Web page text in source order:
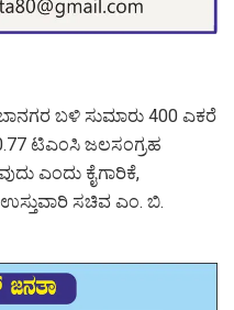
ಬಳಿ ಸುಮಾರು 400 ಎಕರೆ
ಟಿಎಂಸಿ ಜಲಸಂಗ್ರಹ
ಎಂದು‌ ಕೈಗಾರಿಕೆ,
ಸಚಿವ ಎಂ. ಬಿ.